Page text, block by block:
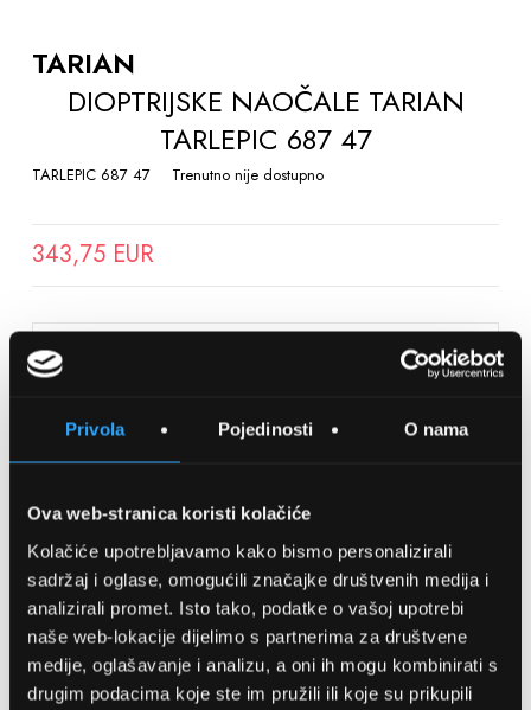
Privola Pojedinosti O nama
Ova web-stranica koristi kolačiće
Kolačiće upotrebljavamo kako bismo personalizirali
sadržaj i oglase, omogućili značajke društvenih medija i
analizirali promet. Isto tako, podatke o vašoj upotrebi
naše web-lokacije dijelimo s partnerima za društvene
medije, oglašavanje i analizu, a oni ih mogu kombinirati s
drugim podacima koje ste im pružili ili koje su prikupili
THE
BEGINNING
GALLERY
TARIAN
DIOPTRIJSKE NAOČALE TARIAN
TARLEPIC 687 47
TARLEPIC 687 47 Trenutno nije dostupno
343,75 EUR
SPREMITE NA LISTU ŽELJA
Detalji